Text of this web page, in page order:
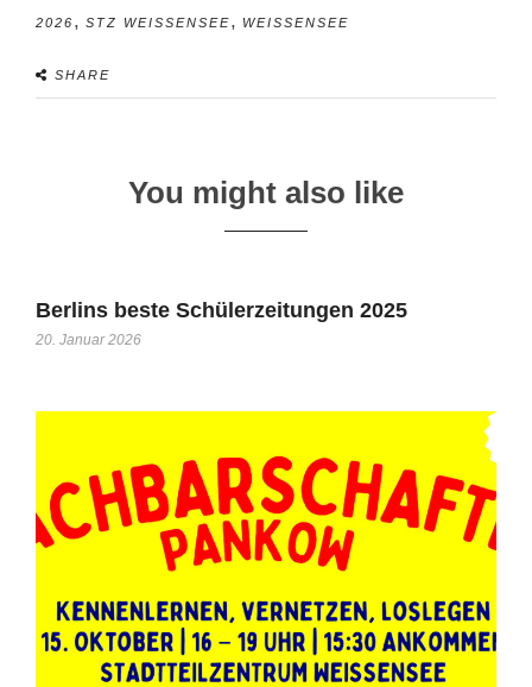
2026 , STZ WEISSENSEE , WEISSENSEE
SHARE
You might also like
Berlins beste Schülerzeitungen 2025
20. Januar 2026